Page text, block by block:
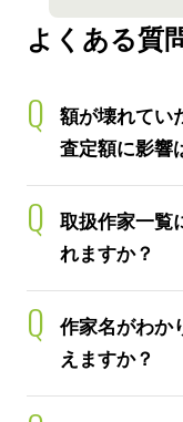
よくある質
Q
額が壊れてい
査定額に影響
Q
取扱作家一覧
れますか？
Q
作家名がわか
えますか？